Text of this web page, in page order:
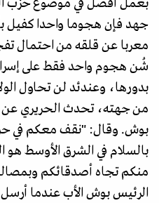
بعمل أفضل في موضوع حزب
جهد فإن هجوما واحدا كفيل
معربا عن قلقه من احتمال
شُن هجوم واحد فقط على
بدورها، وعندئد لن تحاول
من جهته، تحدث الحريري عن
بوش. وقال: "نقف معكم في
بالسلام في الشرق الأوسط هو
منكم تجاه أصدقائكم وبمصالح
الرئيس بوش الأب عندما أرسل